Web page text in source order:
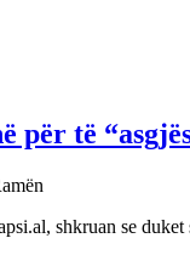
për të
shkruan se